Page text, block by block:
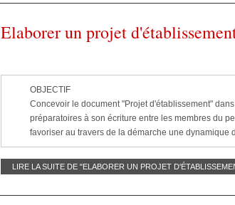
Elaborer un projet
OBJECTIF
Concevoir le document "Projet d'établissement"
préparatoires à son écriture entre les membres du
favoriser au travers de la démarche une dynamique
LIRE LA SUITE DE "ELABORER UN PROJET